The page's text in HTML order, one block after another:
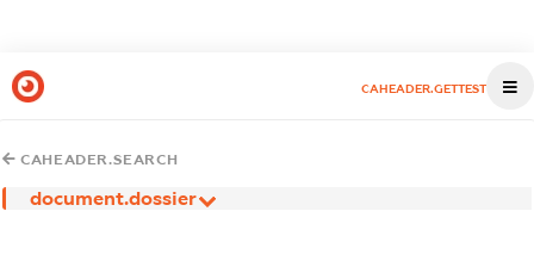
CAHEADER.GETTEST
CAHEADER.SEARCH
document.dossier